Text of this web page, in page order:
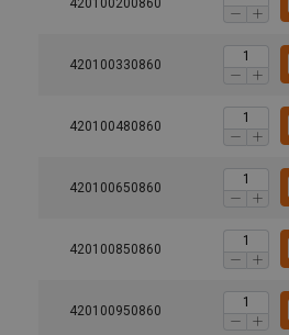
420100330860
420100480860
420100650860
420100850860
420100950860